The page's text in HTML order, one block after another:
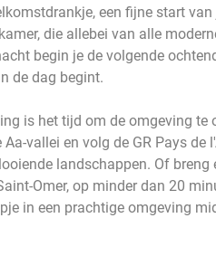
een fijne start
die allebei van alle
begin je de volgende
de dag begint.
is het tijd om de omgeving te
vallei en volg de GR Pays de
landschappen. Of breng
Omer, op minder dan 20
in een prachtige omgeving